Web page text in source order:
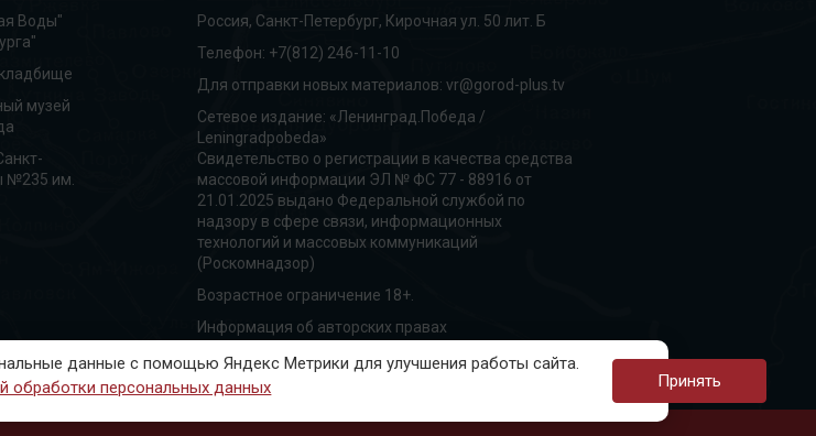
Воды"
музей
№235 им.
Россия, Санкт-Петербург, Кирочная ул. 50 лит. Б
Телефон: +7(812) 246-11-10
Для отправки новых материалов: vr@gorod-plus.tv
Сетевое издание: «Ленинград.Победа /
Leningradpobeda»
Свидетельство о регистрации в качества средства
массовой информации ЭЛ № ФС 77 - 88916 от
21.01.2025 выдано Федеральной службой по
надзору в сфере связи, информационных
технологий и массовых коммуникаций
(Роскомнадзор)
Возрастное ограничение 18+.
Информация об авторских правах
данные с помощью Яндекс Метрики для улучшения работы сайта.
обработки персональных данных Принять